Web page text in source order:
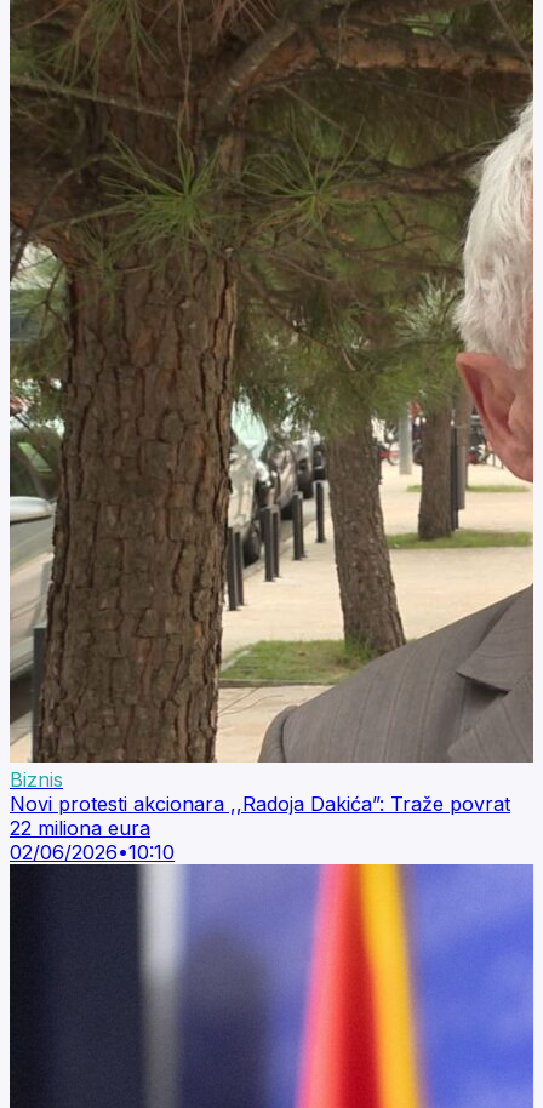
Biznis
Novi protesti akcionara ,,Radoja Dakića”: Traže povrat
22 miliona eura
02/06/2026•10:10